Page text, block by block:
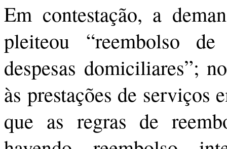
Em contestação, a
pleiteou “reembolso
despesas domiciliares”;
às prestações de serviços
que as regras de